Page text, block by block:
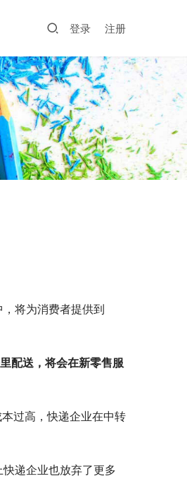
登录 注册
将为消费者提供到
配送，将会在新零售服
过高，快递企业在中转
递企业也放弃了更多